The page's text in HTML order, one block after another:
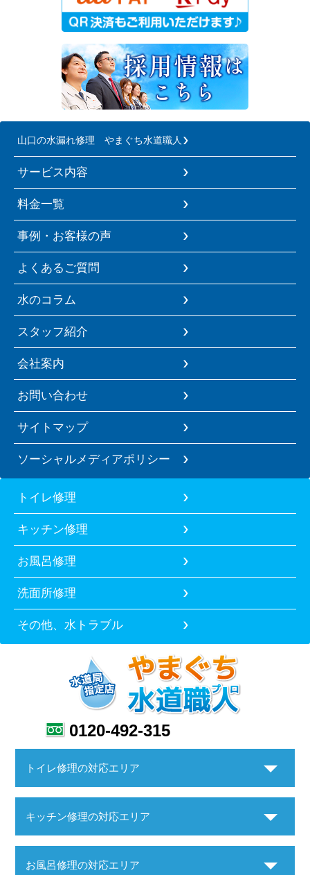
山口の水漏れ修理 やまぐち水道職人
サービス内容
料金一覧
事例・お客様の声
よくあるご質問
水のコラム
スタッフ紹介
会社案内
お問い合わせ
サイトマップ
ソーシャルメディアポリシー
トイレ修理
キッチン修理
お風呂修理
洗面所修理
その他、水トラブル
0120-492-315
トイレ修理の対応エリア
キッチン修理の対応エリア
お風呂修理の対応エリア